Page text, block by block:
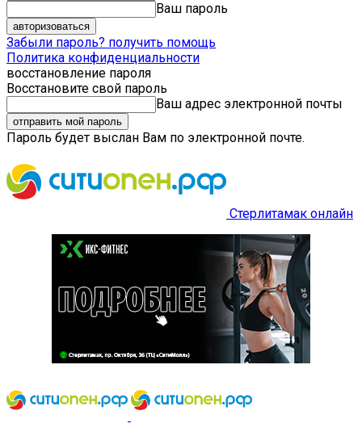
Ваш пароль
Забыли пароль? получить помощь
Политика конфиденциальности
восстановление пароля
Восстановите свой пароль
Ваш адрес электронной почты
Пароль будет выслан Вам по электронной почте.
Стерлитамак онлайн